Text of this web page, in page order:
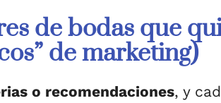
de bodas que
de marketing)
o recomendaciones, y